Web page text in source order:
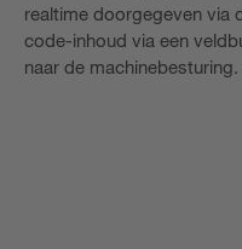
realtime doorgegeven via
code-inhoud via een
naar de machinebesturing.